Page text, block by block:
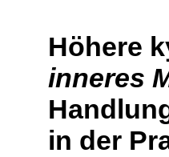
Höhere
inneres
in der